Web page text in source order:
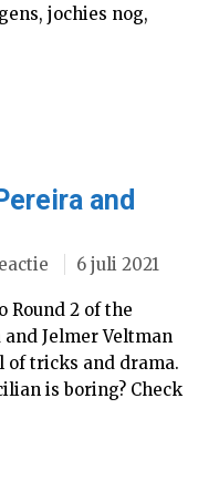
jochies nog,
and
6 juli 2021
Round 2 of the
Jelmer Veltman
of tricks and drama.
is boring? Check